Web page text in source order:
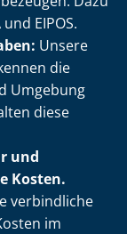
EIPOS.
Unsere
die
Umgebung
diese
und
Kosten.
verbindliche
im